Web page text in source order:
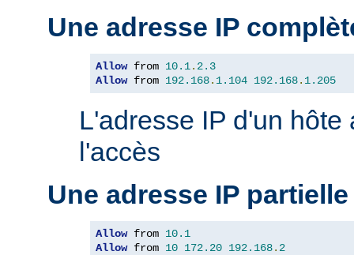
Une adresse IP
Allow from 10.1. 2.3
Allow from 192.168. 1.104 192.168. 1.205
L'adresse IP d'un
l'accès
Une adresse IP partielle
Allow from 10.1
Allow from 10 172.20 192.168. 2